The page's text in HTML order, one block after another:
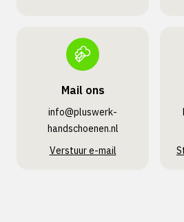
Mail ons
info@pluswerk­
handschoenen.nl
Verstuur e-mail